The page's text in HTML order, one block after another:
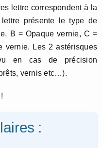
lettre correspondent à la
présente le type de
B = Opaque vernie, C =
vernie. Les 2 astérisques
en cas de précision
vernis etc…).
: